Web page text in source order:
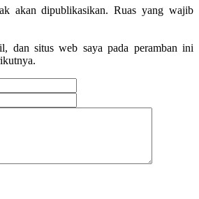
akan dipublikasikan. Ruas yang wajib
dan situs web saya pada peramban ini